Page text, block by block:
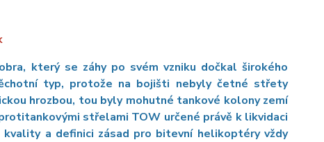
který se záhy po svém vzniku dočkal širokého
typ, protože na bojišti nebyly četné střety
hrozbou, tou byly mohutné tankové kolony zemí
střelami TOW určené právě k likvidaci
a definici zásad pro bitevní helikoptéry vždy